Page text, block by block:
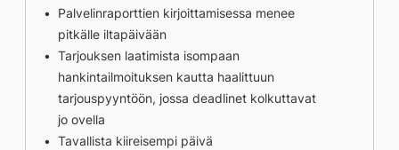
Palvelinraporttien kirjoittamisessa menee
pitkälle iltapäivään
Tarjouksen laatimista isompaan
hankintailmoituksen kautta haalittuun
tarjouspyyntöön, jossa deadlinet kolkuttavat
jo ovella
Tavallista kiireisempi päivä